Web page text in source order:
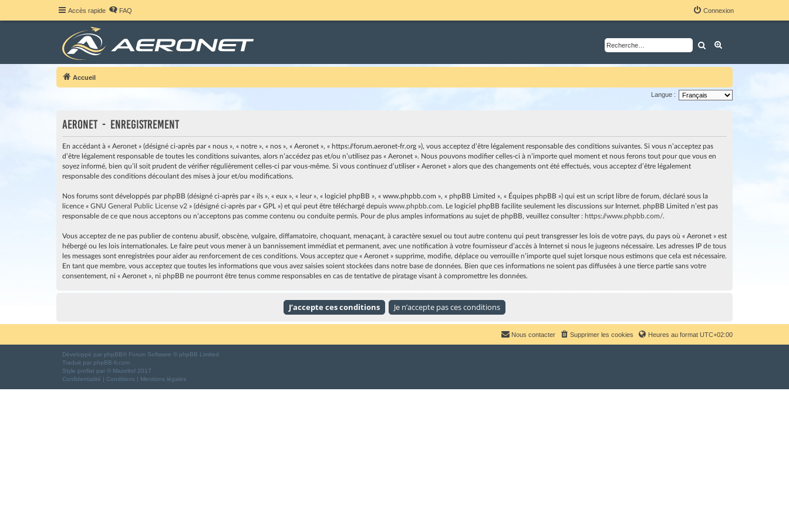
Accès rapide FAQ Connexion
Rechercher
Accueil
Langue :
Aeronet - Enregistrement
En accédant à « Aeronet » (désigné ci-après par « nous », « notre », « nos », « Aeronet », « https://forum.aeronet-fr.org »), vous acceptez d’être légalement responsable des conditions suivantes. Si vous n’acceptez pas
d’être légalement responsable de toutes les conditions suivantes, alors n’accédez pas et/ou n’utilisez pas « Aeronet ». Nous pouvons modifier celles-ci à n’importe quel moment et nous ferons tout pour que vous en
soyez informé, bien qu’il soit prudent de vérifier régulièrement celles-ci par vous-même. Si vous continuez d’utiliser « Aeronet » alors que des changements ont été effectués, vous acceptez d’être légalement
responsable des conditions découlant des mises à jour et/ou modifications.
Nos forums sont développés par phpBB (désigné ci-après par « ils », « eux », « leur », « logiciel phpBB », « www.phpbb.com », « phpBB Limited », « Équipes phpBB ») qui est un script libre de forum, déclaré sous la
licence « GNU General Public License v2 » (désigné ci-après par « GPL ») et qui peut être téléchargé depuis www.phpbb.com. Le logiciel phpBB facilite seulement les discussions sur Internet. phpBB Limited n’est pas
responsable de ce que nous acceptons ou n’acceptons pas comme contenu ou conduite permis. Pour de plus amples informations au sujet de phpBB, veuillez consulter : https://www.phpbb.com/.
Vous acceptez de ne pas publier de contenu abusif, obscène, vulgaire, diffamatoire, choquant, menaçant, à caractère sexuel ou tout autre contenu qui peut transgresser les lois de votre pays, du pays où « Aeronet » est
hébergé ou les lois internationales. Le faire peut vous mener à un bannissement immédiat et permanent, avec une notification à votre fournisseur d’accès à Internet si nous le jugeons nécessaire. Les adresses IP de tous
les messages sont enregistrées pour aider au renforcement de ces conditions. Vous acceptez que « Aeronet » supprime, modifie, déplace ou verrouille n’importe quel sujet lorsque nous estimons que cela est nécessaire.
En tant que membre, vous acceptez que toutes les informations que vous avez saisies soient stockées dans notre base de données. Bien que ces informations ne soient pas diffusées à une tierce partie sans votre
consentement, ni « Aeronet », ni phpBB ne pourront être tenus comme responsables en cas de tentative de piratage visant à compromettre les données.
Heures au format UTC+02:00
Supprimer les cookies
Nous contacter
Développé par phpBB® Forum Software © phpBB Limited
Traduit par phpBB-fr.com
Style proflat par © Mazeltof 2017
Confidentialité | Conditions | Mentions légales